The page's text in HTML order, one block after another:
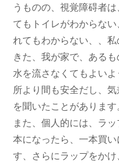
うものの、視覚障碍者
てもトイレがわからな
れてもわからない、、
きた、我が家で、ある
水を流さなくてもよい
所より間も安全だし、
を聞いたことがあります
また、個人的には、ラ
本になったら、一本買
す、さらにラップをか